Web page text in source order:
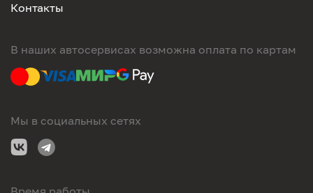
Контакты
В наших автосервисах возможна оплата по картам
Мы в социальных сетях